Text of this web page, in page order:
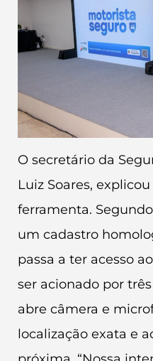
O secretário da
Luiz Soares,
ferramenta.
um cadastro
passa a ter acesso
ser acionado por
abre câmera e
localização exata e